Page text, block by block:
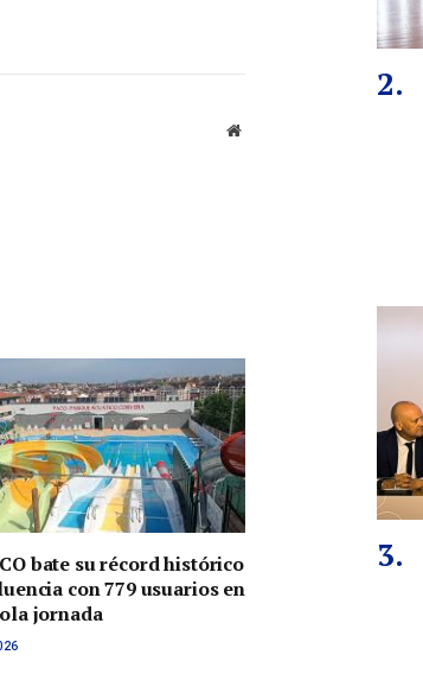
Sitio
bate su récord histórico
con 779 usuarios en
jornada